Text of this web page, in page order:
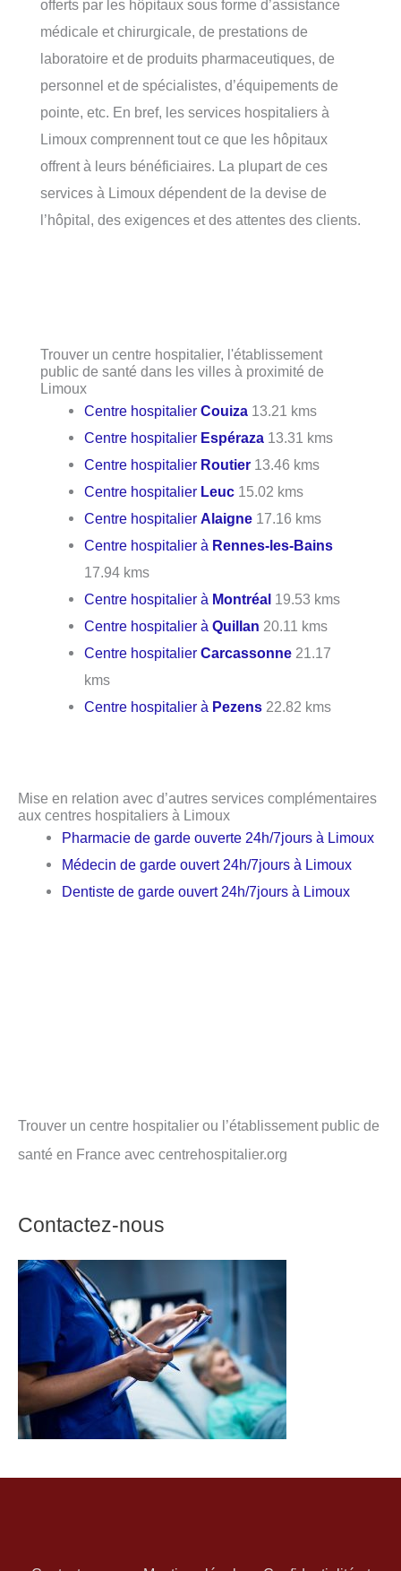
offerts par les hôpitaux sous forme d’assistance
médicale et chirurgicale, de prestations de
laboratoire et de produits pharmaceutiques, de
personnel et de spécialistes, d’équipements de
pointe, etc. En bref, les services hospitaliers à
Limoux comprennent tout ce que les hôpitaux
offrent à leurs bénéficiaires. La plupart de ces
services à Limoux dépendent de la devise de
l’hôpital, des exigences et des attentes des clients.
Trouver un centre hospitalier, l'établissement
public de santé dans les villes à proximité de
Limoux
Centre hospitalierCouiza 13.21 kms
Centre hospitalier Espéraza 13.31 kms
Centre hospitalier Routier 13.46 kms
Centre hospitalier Leuc 15.02 kms
Centre hospitalierAlaigne 17.16 kms
Centre hospitalier à Rennes-les-Bains
17.94 kms
Centre hospitalier à Montréal 19.53 kms
Centre hospitalier àQuillan 20.11 kms
Centre hospitalierCarcassonne 21.17
kms
Centre hospitalier à Pezens 22.82 kms
Mise en relation avec d’autres services complémentaires
aux centres hospitaliers à Limoux
Pharmacie de garde ouverte 24h/7jours à Limoux
Médecin de garde ouvert 24h/7jours à Limoux
Dentiste de garde ouvert 24h/7jours à Limoux
Trouver un centre hospitalier ou l’établissement public de
santé en France avec centrehospitalier.org
Contactez-nous